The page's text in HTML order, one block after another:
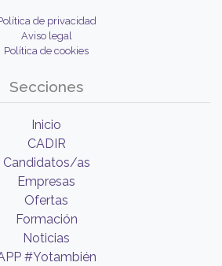
de privacidad
Aviso legal
Política de cookies
Secciones
Inicio
CADIR
Candidatos/as
Empresas
Ofertas
Formación
Noticias
#Yotambién